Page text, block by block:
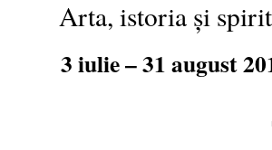
Arta, istoria și
3 iulie – 31 august